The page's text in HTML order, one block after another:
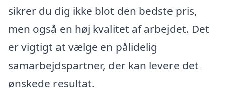
sikrer du dig ikke blot den bedste pris,
men også en høj kvalitet af arbejdet. Det
er vigtigt at vælge en pålidelig
samarbejdspartner, der kan levere det
ønskede resultat.